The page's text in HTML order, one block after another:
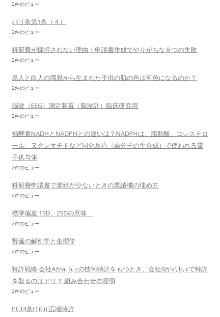
2件のビュー
パリ条第1条（４）
2件のビュー
科研費が採択されない理由：申請書作成でやりがちな８つの失敗
2件のビュー
黒人と白人の両親から生まれた子供の肌の色は何色になるのか？
2件のビュー
脳波（EEG）測定装置（脳波計）臨床研究用
2件のビュー
補酵素NADHとNADPHとの違いは？NADPHは、脂肪酸、コレステロ
ール、ヌクレオチドなど同化反応（高分子の生合成）で使われる電
子供与体
2件のビュー
科研費申請書で業績が少ないときの業績欄の埋め方
2件のビュー
標準偏差 1SD、2SDの意味
2件のビュー
腎臓の解剖学と生理学
2件のビュー
特許戦略 会社Aがa, b, cの技術特許をもつとき、会社Bがa’, b, cで特許
を取るのはアリ？ 組み合わせの発明
2件のビュー
PCT4条(1)(ii) 広域特許